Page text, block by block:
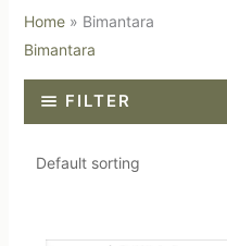
Home» Bimantara
Bimantara
FILTER